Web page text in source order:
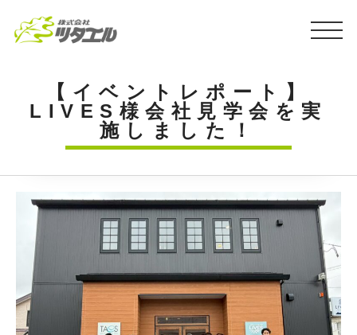
【イベントレポート】
LIVES様会社見学会を実
施しました！